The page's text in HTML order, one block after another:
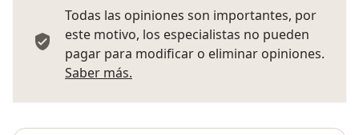
Todas las opiniones son importantes, por
este motivo, los especialistas no pueden
pagar para modificar o eliminar opiniones.
Saber más.